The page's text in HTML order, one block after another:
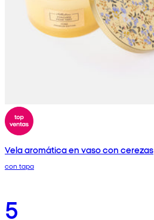
Vela aromática en vaso con cerezas
con tapa
5